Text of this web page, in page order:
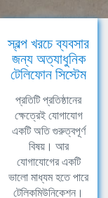
স্বল্প খরচে ব্যবসার
জন্য অত্যাধুনিক
টেলিফোন সিস্টেম
প্রতিটি প্রতিষ্ঠানের
ক্ষেত্রেই যোগাযোগ
একটি অতি গুরুত্বপূর্ণ
বিষয়। আর
যোগাযোগের একটি
ভালো মাধ্যম হতে পারে
টেলিকমিউনিকেশন।